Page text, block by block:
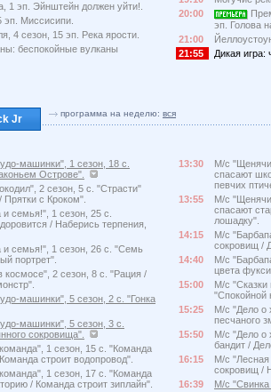
1 эп. Эйнштейн должен уйти!.
эп. Миссисипи.
4 сезон, 15 эп. Река ярости.
беспокойные вулканы
20:00
эп. Голова
21:00
21:55
Дикая игра:
Jr программа на неделю: вся
машинки", 1 сезон, 18 с.
Острове".
2 сезон, 5 с. "Страсти"
Прятки с Кроком".
семья!", 1 сезон, 25 с.
/ Наберись терпения,
и семья!", 1 сезон, 26 с. "Семь
портрет".
2 сезон, 8 с. "Рация /
машинки", 5 сезон, 2 с. "Гонка
машинки", 5 сезон, 3 с.
сокровища".
1 сезон, 15 с. "Команда
строит водопровод".
1 сезон, 17 с. "Команда
/ Команда строит зиплайн".
13:30
М/с
спасают
певчих
13:55
М/с
спасают
лошадку".
14:15
М/с
сокровищ /
14:40
М/с
цвета
15:00
М/с "Сказки
"Спокойной
15:25
М/с "Дело о
песчаного
15:50
М/с "Дело о
бандит /
16:15
М/с "Лесная
сокровищ /
16:39
М/с "Свинка